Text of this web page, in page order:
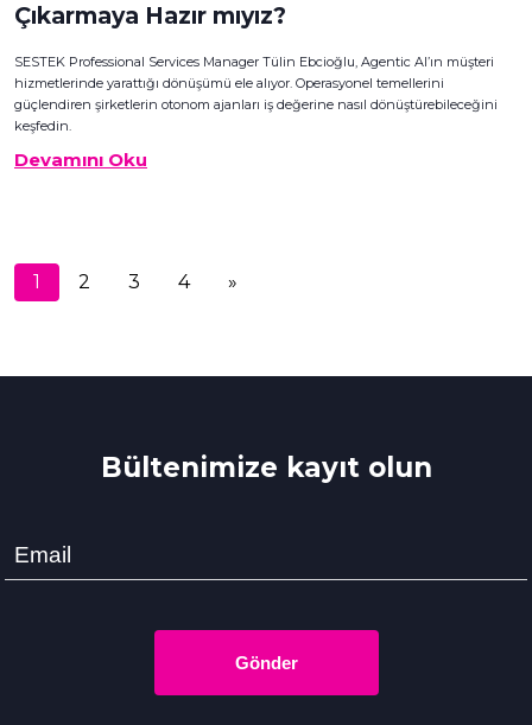
Çıkarmaya Hazır mıyız?
SESTEK Professional Services Manager Tülin Ebcioğlu, Agentic AI’ın müşteri
hizmetlerinde yarattığı dönüşümü ele alıyor. Operasyonel temellerini
güçlendiren şirketlerin otonom ajanları iş değerine nasıl dönüştürebileceğini
keşfedin.
Devamını Oku
1 2 3 4 »
Bültenimize kayıt olun
Gönder